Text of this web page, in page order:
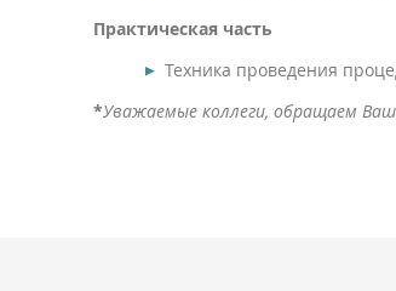
Практическая часть
Техника проведения
*Уважаемые коллеги, обращаем